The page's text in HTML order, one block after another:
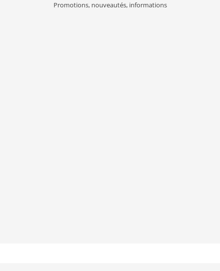
Promotions, nouveautés, informations